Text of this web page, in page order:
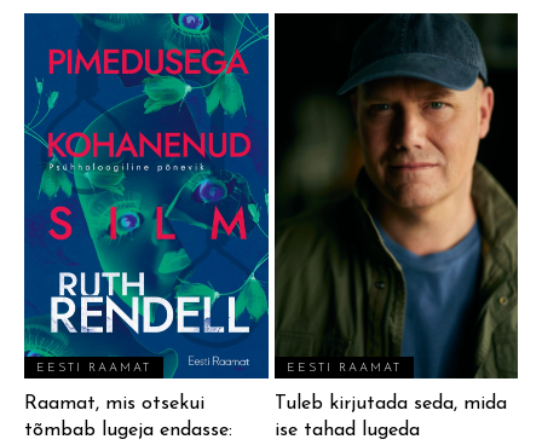
EESTI RAAMAT
Raamat, mis otsekui
tõmbab lugeja endasse:
EESTI RAAMAT
Tuleb kirjutada seda, mida
ise tahad lugeda